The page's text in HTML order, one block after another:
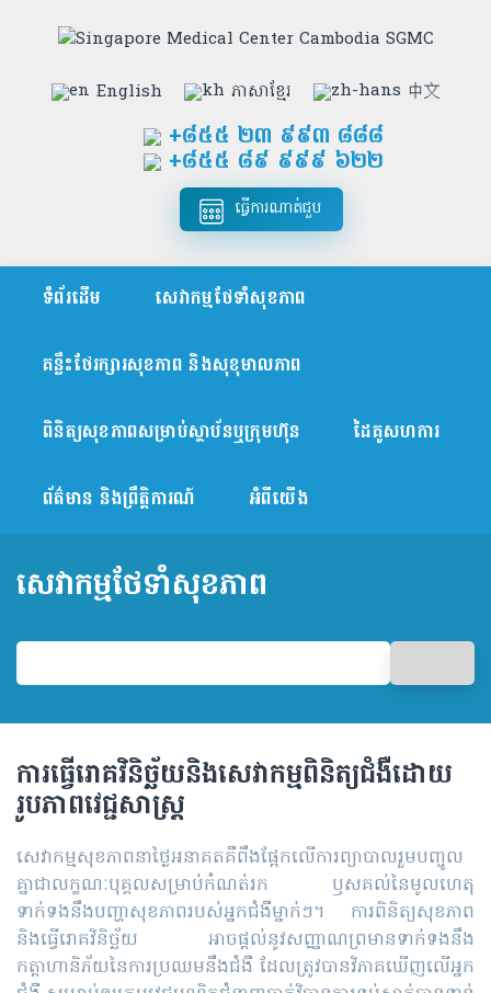
English ភាសាខ្មែរ 中文
+៨៥៥​ ២៣ ៩៩៣ ៨៨៨
+៨៥៥ ៨៩ ៩៩៩ ៦២២
ធ្វើការណាត់ជួប
ទំព័រដើម សេវាកម្មថែទាំសុខភាព
គន្លឹះថែរក្សារសុខភាព និងសុខុមាលភាព
ពិនិត្យសុខភាពសម្រាប់ស្ថាប័នឬក្រុមហ៊ុន ដៃគូសហការ
ព័ត៌មាន និងព្រឹត្តិការណ៍ អំពីយើង
សេវាកម្មថែទាំសុខភាព
ការធ្វើ​រោគវិនិច្ឆ័យ​និង​សេវាកម្ម​ពិនិត្យ​ជំងឺ​ដោយ​
រូបភាព​វេជ្ជសាស្ត្រ
សេវាកម្មសុខភាពនាថ្ងៃអនាគតគឺពឹងផ្អែកលើការព្យាបាលរួមបញ្ចូល
គ្នាជាលក្ខណៈបុគ្គល​សម្រាប់កំណត់រក ឫសគល់នៃមូលហេតុ
ទាក់ទងនឹងបញ្ហាសុខភាពរបស់អ្នកជំងឺម្នាក់ៗ។ ការពិនិត្យសុខភាព
និងធ្វើរោគវិនិច្ឆ័យ អាចផ្តល់នូវសញ្ញាណព្រមានទាក់ទងនឹង
កត្តាហានិភ័យនៃការប្រឈមនឹងជំងឺ ដែលត្រូវបានវិភាគឃើញលើអ្នក